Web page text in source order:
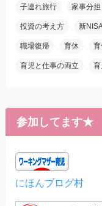
子連れ旅行 家事分担
投資の考え方 新
職場復帰 育休 育
育児と仕事の両立 育
参加してます★
にほんブログ村